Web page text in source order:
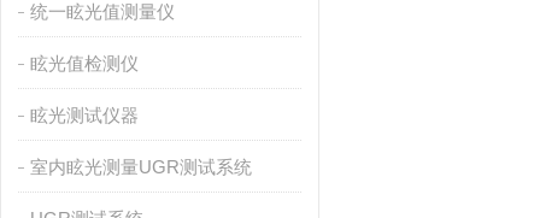
统一眩光值测量仪
眩光值检测仪
眩光测试仪器
室内眩光测量UGR测试系统